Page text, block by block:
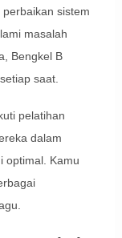
sistem
masalah
Bengkel B
saat.
pelatihan
dalam
optimal. Kamu